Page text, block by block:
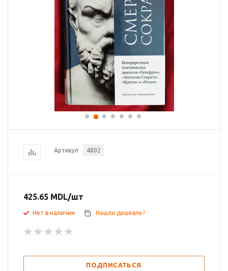
Артикул 4802
425.65 MDL/шт
Нет в наличии Нашли дешевле?
ПОДПИСАТЬСЯ